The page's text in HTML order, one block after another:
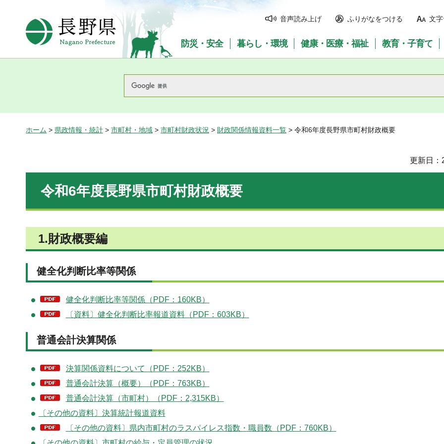
長野県Nagano Prefecture
音声読み上げ ふりがなをつける 文
防災・安全 暮らし・環境 健康・医療・福祉 教育・子育て
ホーム > 県政情報・統計 > 市町村・地域 > 市町村財政状況 > 財政関係情報資料一覧 > 令和6年度長野県市町村財政概要
更新日：
令和6年度長野県市町村財政概要
1.財政概要編
健全化判断比率等関係
健全化判断比率等関係（PDF：160KB）
〔資料〕健全化判断比率報道資料（PDF：603KB）
普通会計決算関係
決算関係資料について（PDF：252KB）
普通会計決算（概要）（PDF：763KB）
普通会計決算（市町村）（PDF：2,315KB）
〔その他の資料〕決算統計報道資料
〔その他の資料〕県内市町村のラスパイレス指数・職員数（PDF：760KB）